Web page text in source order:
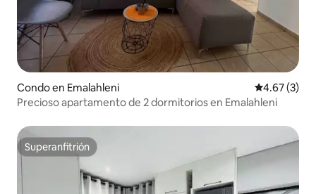
Condo en Emalahleni Calificación
4.67 (3)
Precioso apartamento de 2 dormitorios en Emalahleni
Superanfitrión
Superanfitrión